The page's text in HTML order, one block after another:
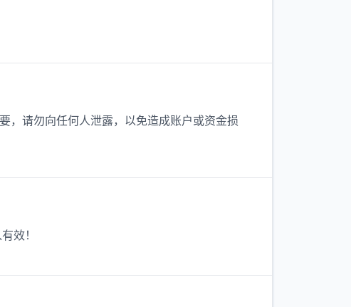
，请勿向任何人泄露，以免造成账户或资金损
效！